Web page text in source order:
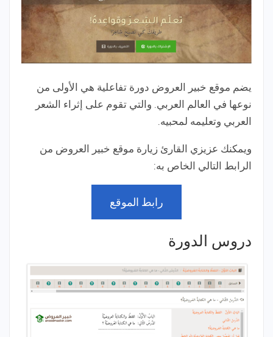
يضم موقع خبير العروض دورة تفاعلية هي الأولى من
نوعها في العالم العربي. والتي تقوم على إثراء الشعر
العربي وتعليمه لمحبيه.
ويمكنك عزيزي القارئ زيارة موقع خبير العروض من
الرابط التالي الخاص به:
رابط الموقع
دروس الدورة